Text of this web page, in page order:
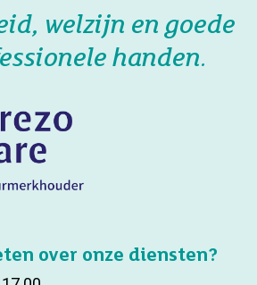
welzijn en goede
handen.
over onze diensten?